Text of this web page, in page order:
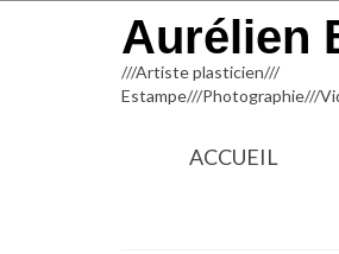
Aurélien
///Artiste plasticien///
Estampe///Photographie///
ACCUEIL